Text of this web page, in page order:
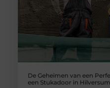
De Geheimen van een
een Stukadoor in Hilversum